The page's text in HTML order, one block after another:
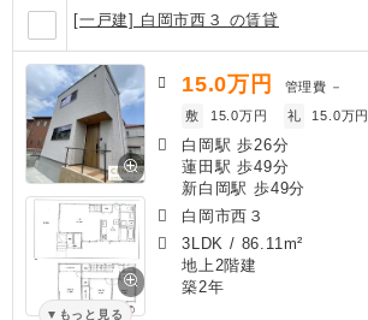
[一戸建] 白岡市西３ の賃貸
もっと見る
15.0万円 管理費 －
敷
15.0万円 礼 15.0万円
白岡駅 歩26分
蓮田駅 歩49分
新白岡駅 歩49分
白岡市西３
3LDK / 86.11m²
地上2階建
築2年